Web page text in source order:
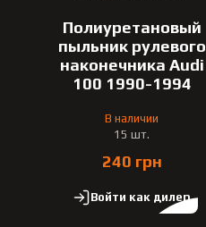
Полиуретановый
пыльник рулевого
наконечника Audi
100 1990-1994
В наличии
15 шт.
240 грн
Войти как дилер